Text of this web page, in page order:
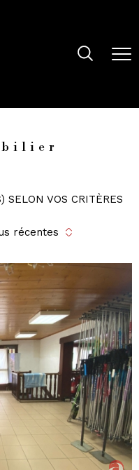
SELON VOS CRITÈRES
récentes